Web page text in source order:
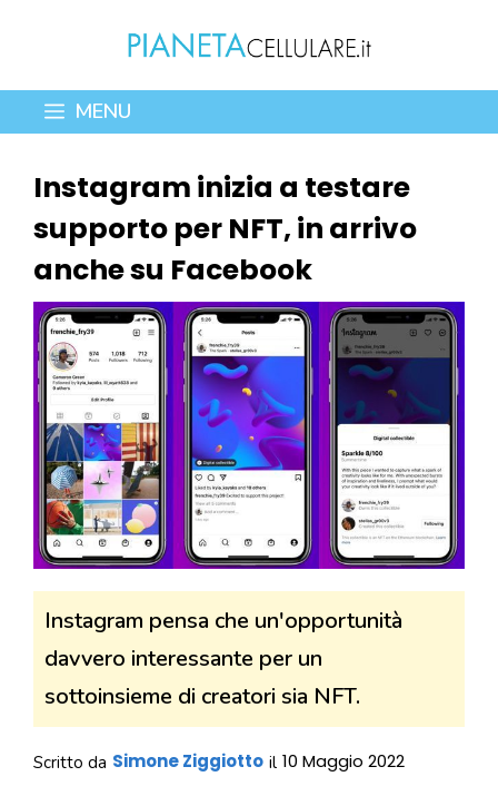
contenuto
MENU
Instagram inizia a testare
supporto per NFT, in arrivo
anche su Facebook
Instagram pensa che un'opportunità
davvero interessante per un
sottoinsieme di creatori sia NFT.
Scritto da Simone Ziggiotto il 10 Maggio 2022